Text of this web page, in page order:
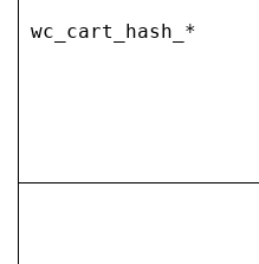
wc_cart_hash_*